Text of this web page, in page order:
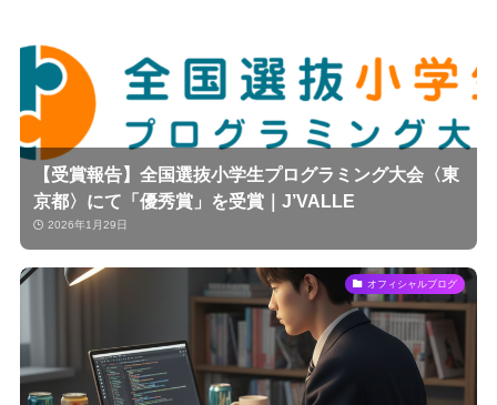
【受賞報告】全国選抜小学生プログラミング大会〈東
京都〉にて「優秀賞」を受賞｜J’VALLE
2026年1月29日
オフィシャルブログ